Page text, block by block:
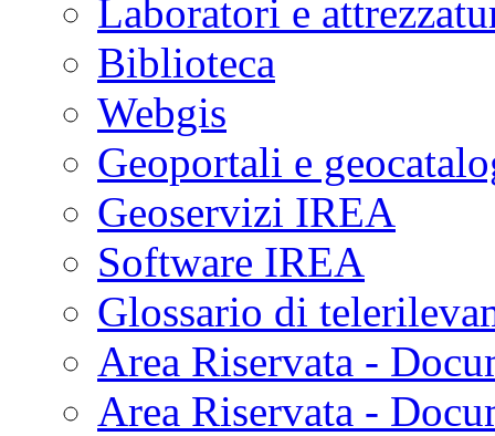
Laboratori e
Biblioteca
Webgis
Geoportali e
Geoservizi IREA
Software IREA
Glossario di
Area Riservata -
Area Riservata -